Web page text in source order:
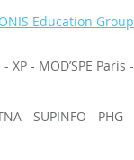
Education Group
- XP - MOD’SPE Paris -
- SUPINFO - PHG-